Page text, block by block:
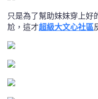
只是為了幫助妹妹穿上好
尬，這才超級大文心社區